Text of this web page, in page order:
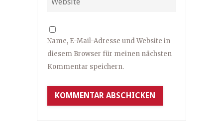
Name, E-Mail-Adresse und Website in
diesem Browser für meinen nächsten
Kommentar speichern.